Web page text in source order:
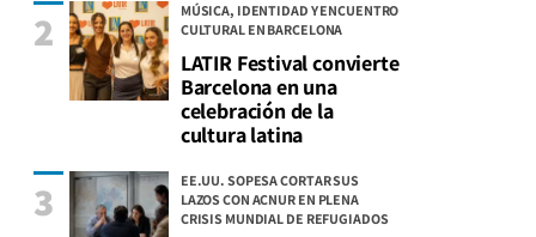
MÚSICA, IDENTIDAD Y ENCUENTRO
CULTURAL EN BARCELONA
LATIR Festival convierte
Barcelona en una
celebración de la
cultura latina
2
EE.UU. SOPESA CORTAR SUS
LAZOS CON ACNUR EN PLENA
CRISIS MUNDIAL DE REFUGIADOS
3